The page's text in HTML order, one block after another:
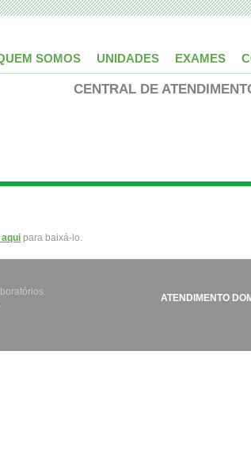
SOMOS UNIDADES EXAMES
CENTRAL DE
para baixá-lo.
ATENDIMENTO